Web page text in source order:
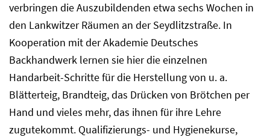
verbringen die Auszubildenden etwa sechs Wochen in
den Lankwitzer Räumen an der Seydlitzstraße. In
Kooperation mit der Akademie Deutsches
Backhandwerk lernen sie hier die einzelnen
Handarbeit-Schritte für die Herstellung von u. a.
Blätterteig, Brandteig, das Drücken von Brötchen per
Hand und vieles mehr, das ihnen für ihre Lehre
zugutekommt. Qualifizierungs- und Hygienekurse,